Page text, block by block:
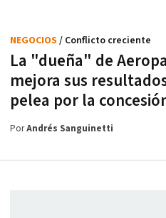
La "dueña" de
mejora sus
pelea por la
NEGOCIOS / Conflicto creciente
PorAndrés Sanguinetti